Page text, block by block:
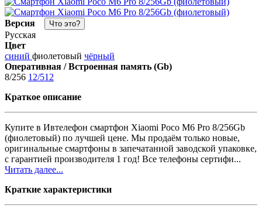
Версия Что это?
Русская
Цвет
синий фиолетовый чёрный
Оперативная / Встроенная память (Gb)
8/256 12/512
Краткое описание
Купите в Ивтелефон смартфон Xiaomi Poco M6 Pro 8/256Gb
(фиолетовый) по лучшей цене. Мы продаём только новые,
оригинальные смартфоны в запечатанной заводской упаковке,
с гарантией производителя 1 год! Все телефоны сертифи...
Читать далее...
Краткие характеристики